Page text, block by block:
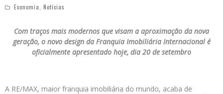
Economia
Notícias
Com traços mais modernos que visam a aproximação da nova
geração, o novo design da Franquia Imobiliária Internacional é
oficialmente apresentado hoje, dia 20 de setembro
A RE/MAX, maior franquia imobiliária do mundo, acaba de